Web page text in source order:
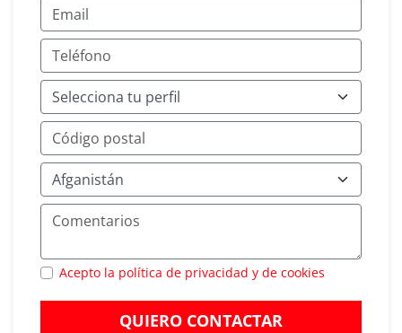
Acepto la política de privacidad y de cookies
QUIERO CONTACTAR